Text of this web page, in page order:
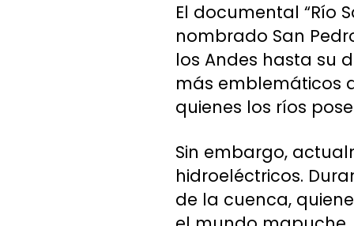
El documental “Río
nombrado San
los Andes hasta su
más emblemáticos
quienes los ríos
Sin embargo,
hidroeléctricos.
de la cuenca,